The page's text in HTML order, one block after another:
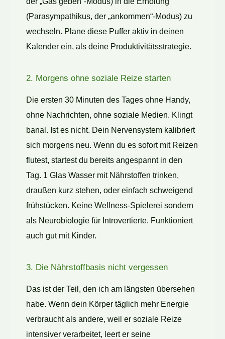
(Parasympathikus, der „ankommen“-Modus) zu
wechseln. Plane diese Puffer aktiv in deinen
Kalender ein, als deine Produktivitätsstrategie.
2. Morgens ohne soziale Reize starten
Die ersten 30 Minuten des Tages ohne Handy,
ohne Nachrichten, ohne soziale Medien. Klingt
banal. Ist es nicht. Dein Nervensystem kalibriert
sich morgens neu. Wenn du es sofort mit Reizen
flutest, startest du bereits angespannt in den
Tag. 1 Glas Wasser mit Nährstoffen trinken,
draußen kurz stehen, oder einfach schweigend
frühstücken. Keine Wellness-Spielerei sondern
als Neurobiologie für Introvertierte. Funktioniert
auch gut mit Kinder.
3. Die Nährstoffbasis nicht vergessen
Das ist der Teil, den ich am längsten übersehen
habe. Wenn dein Körper täglich mehr Energie
verbraucht als andere, weil er soziale Reize
intensiver verarbeitet, leert er seine